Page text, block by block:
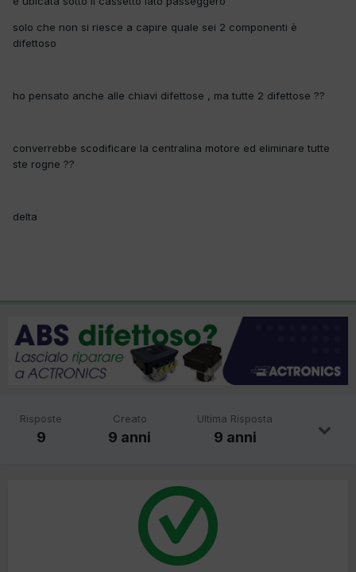
solo che non si riesce a capire quale sei 2 componenti è
difettoso
ho pensato anche alle chiavi difettose , ma tutte 2 difettose ??
converrebbe scodificare la centralina motore ed eliminare tutte
ste rogne ??
delta
Risposte
9
Creato
9 anni
Ultima Risposta
9 anni